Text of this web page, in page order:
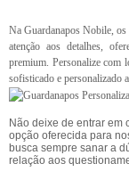
Na Guardanapos Nobile, os
atenção aos detalhes,
premium. Personalize com
sofisticado e personalizado
Não deixe de entrar em
opção oferecida para
busca sempre sanar a
relação aos